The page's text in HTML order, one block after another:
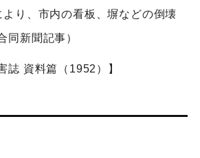
り、市内の看板、塀などの倒壊
同新聞記事）
誌 資料篇（1952）】